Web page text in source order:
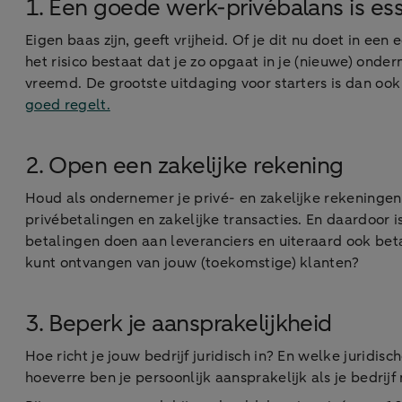
1. Een goede werk-privébalans is
Eigen baas zijn, geeft vrijheid. Of je dit nu doet in een
het risico bestaat dat je zo opgaat in je (nieuwe)
vreemd. De grootste uitdaging voor starters is dan
goed regelt.
2. Open een zakelijke rekening
Houd als ondernemer je privé- en zakelijke
privébetalingen en zakelijke transacties. En
betalingen doen aan leveranciers en uiteraard ook
kunt ontvangen van jouw (toekomstige) klanten?
3. Beperk je aansprakelijkheid
Hoe richt je jouw bedrijf juridisch in? En welke
hoeverre ben je persoonlijk aansprakelijk als je